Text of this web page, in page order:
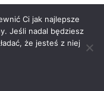
na
Ci jak najlepsze
Jeśli nadal będziesz
że jesteś z niej